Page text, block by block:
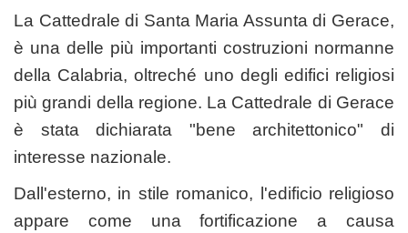
La Cattedrale di Santa Maria Assunta di Gerace,
è una delle più importanti costruzioni normanne
della Calabria, oltreché uno degli edifici religiosi
più grandi della regione. La Cattedrale di Gerace
è stata dichiarata "bene architettonico" di
interesse nazionale.
Dall'esterno, in stile romanico, l'edificio religioso
appare come una fortificazione a causa